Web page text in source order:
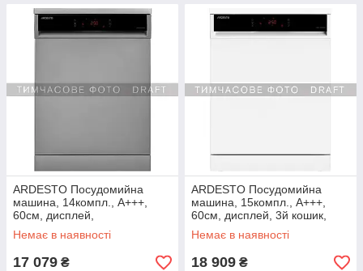
ARDESTO Посудомийна
машина, 14компл., А+++,
60см, дисплей,
гігієн.обробка, сріблястий
Немає в наявності
17 079 ₴
ARDESTO Посудомийна
машина, 15компл., А+++,
60см, дисплей, 3й кошик,
гігієн.обробка, білий
Немає в наявності
18 909 ₴